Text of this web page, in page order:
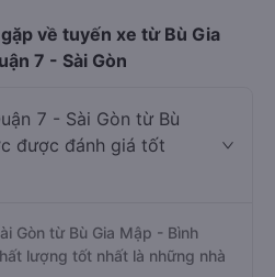
về tuyến xe từ Bù Gia
7 - Sài Gòn
7 - Sài Gòn từ Bù
được đánh giá tốt
Gòn từ Bù Gia Mập - Bình
lượng tốt nhất là những nhà